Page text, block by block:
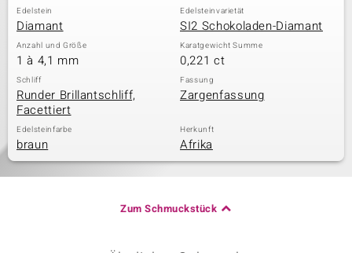
Edelstein
Diamant
Edelsteinvarietät
SI2 Schokoladen-Diamant
Anzahl und Größe
1 à 4,1 mm
Karatgewicht Summe
0,221 ct
Schliff
Runder Brillantschliff,
Facettiert
Fassung
Zargenfassung
Edelsteinfarbe
braun
Herkunft
Afrika
Zum Schmuckstück